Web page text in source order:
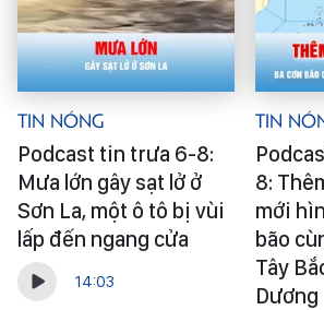
Tin Nóng
Podcast tin trưa 6-8:
Mưa lớn gây sạt lở ở
Sơn La, một ô tô bị vùi
lấp đến ngang cửa
14:03
Tin
8:
mới
bão
Tây
Dương